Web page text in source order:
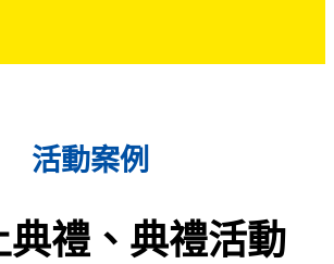
活動案例
典禮、典禮活動